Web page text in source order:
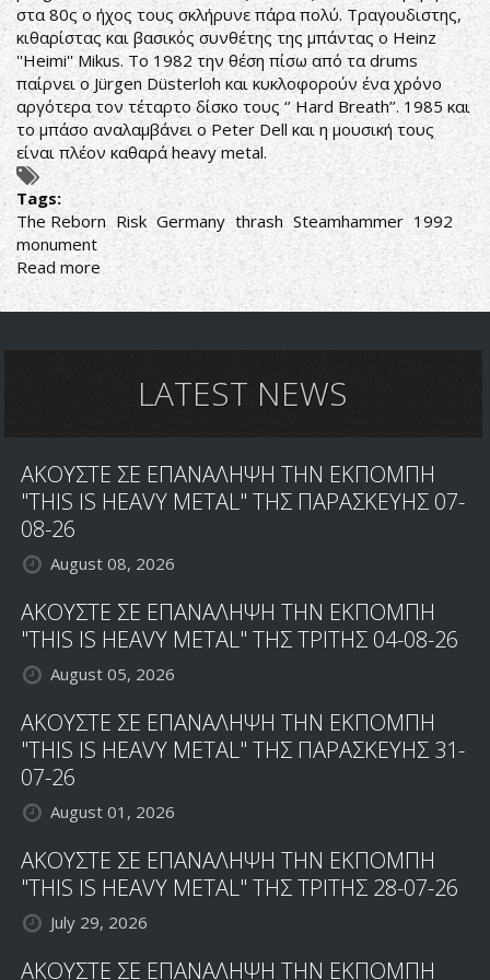
στα 80ς ο ήχος τους σκλήρυνε πάρα πολύ. Τραγουδιστης,
κιθαρίστας και βασικός συνθέτης της μπάντας ο Heinz
''Heimi'' Mikus. Το 1982 την θέση πίσω από τα drums
παίρνει ο Jürgen Düsterloh και κυκλοφορούν ένα χρόνο
αργότερα τον τέταρτο δίσκο τους ‘’ Hard Breath’’. 1985 και
το μπάσο αναλαμβάνει ο Peter Dell και η μουσική τους
είναι πλέον καθαρά heavy metal.
Tags:
The Reborn Risk Germany thrash Steamhammer 1992
monument
Read more about
Risk-
The
LATEST NEWS
ΑΚΟΥΣΤΕ ΣΕ ΕΠΑΝΑΛΗΨΗ ΤΗΝ ΕΚΠΟΜΠΗ
"THIS IS HEAVY METAL" ΤΗΣ ΠΑΡΑΣΚΕΥΗΣ 07-
08-26
August 08, 2026
ΑΚΟΥΣΤΕ ΣΕ ΕΠΑΝΑΛΗΨΗ ΤΗΝ ΕΚΠΟΜΠΗ
"THIS IS HEAVY METAL" ΤΗΣ ΤΡΙΤΗΣ 04-08-26
August 05, 2026
ΑΚΟΥΣΤΕ ΣΕ ΕΠΑΝΑΛΗΨΗ ΤΗΝ ΕΚΠΟΜΠΗ
"THIS IS HEAVY METAL" ΤΗΣ ΠΑΡΑΣΚΕΥΗΣ 31-
07-26
August 01, 2026
ΑΚΟΥΣΤΕ ΣΕ ΕΠΑΝΑΛΗΨΗ ΤΗΝ ΕΚΠΟΜΠΗ
"THIS IS HEAVY METAL" ΤΗΣ ΤΡΙΤΗΣ 28-07-26
July 29, 2026
ΑΚΟΥΣΤΕ ΣΕ ΕΠΑΝΑΛΗΨΗ ΤΗΝ ΕΚΠΟΜΠΗ